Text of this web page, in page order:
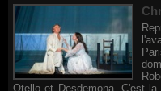
Otello et Desdemona. C'est